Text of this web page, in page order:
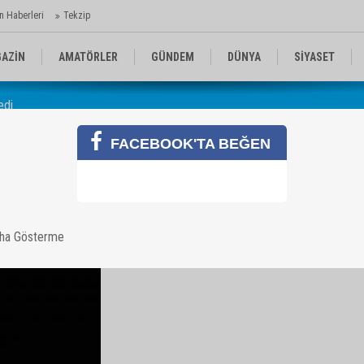
Haberleri Tekzip
AMATÖRLER GÜNDEM DÜNYA SİYASET
KOMİKLER
FACEBOOK'TA BEĞEN
Gösterme